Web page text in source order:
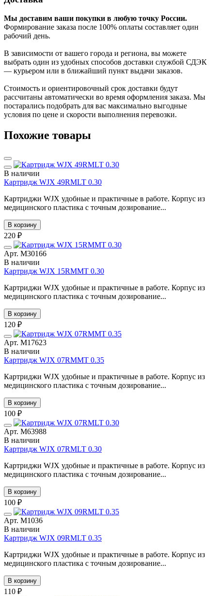
Мы доставим ваши покупки в любую точку России.
Формирование заказа после 100% оплаты составляет один
рабочий день.
В зависимости от вашего города и региона, вы можете
выбрать один из удобных способов доставки службой СДЭК
— курьером или в ближайший пункт выдачи заказов.
Стоимость и ориентировочный срок доставки будут
рассчитаны автоматически во время оформления заказа. Мы
постарались подобрать для вас максимально выгодные
условия по цене и скорости выполнения перевозки.
Похожие товары
В наличии
Картридж WJX 49RMLT 0.30
Картриджи WJX удобные и практичные в работе. Корпус из
медицинского пластика с точным дозирование...
В корзину
220 ₽
Арт. М30166
В наличии
Картридж WJX 15RMMT 0.30
Картриджи WJX удобные и практичные в работе. Корпус из
медицинского пластика с точным дозирование...
В корзину
120 ₽
Арт. М17623
В наличии
Картридж WJX 07RMMT 0.35
Картриджи WJX удобные и практичные в работе. Корпус из
медицинского пластика с точным дозирование...
В корзину
100 ₽
Арт. М63988
В наличии
Картридж WJX 07RMLT 0.30
Картриджи WJX удобные и практичные в работе. Корпус из
медицинского пластика с точным дозирование...
В корзину
100 ₽
Арт. М1036
В наличии
Картридж WJX 09RMLT 0.35
Картриджи WJX удобные и практичные в работе. Корпус из
медицинского пластика с точным дозирование...
В корзину
110 ₽